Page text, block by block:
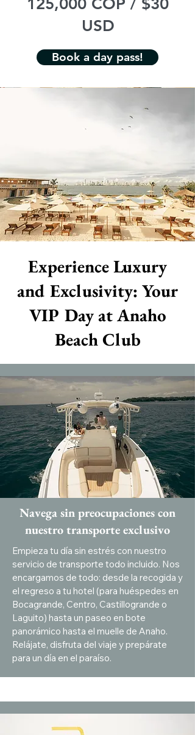
USD
Book a day pass!
Experience Luxury
and Exclusivity: Your
VIP Day at Anaho
Beach Club
Navega sin preocupaciones con
nuestro transporte exclusivo
Empieza tu día sin estrés con nuestro
servicio de transporte todo incluido. Nos
encargamos de todo: desde la recogida y
el regreso a tu hotel (para huéspedes en
Bocagrande, Centro, Castillogrande o
Laguito) hasta un paseo en bote
panorámico hasta el muelle de Anaho.
Relájate, disfruta del viaje y prepárate
para un día en el paraíso.